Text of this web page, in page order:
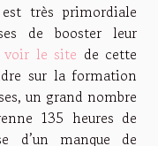
très primordiale
de booster leur
voir le site de cette
sur la formation
un grand nombre
135 heures de
d’un manque de